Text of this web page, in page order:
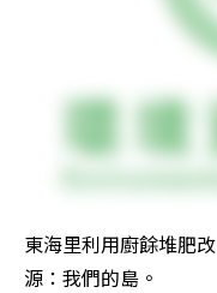
東海里利用廚餘堆肥
源：我們的島。